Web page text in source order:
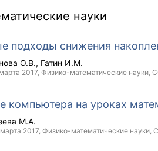
науки
подходы снижения
О.В. Гатин И.М.
2017, Физико-математические науки,
компьютера на уроках
М.А.
2017, Физико-математические науки,